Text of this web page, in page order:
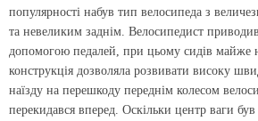
популярності набув тип велосипеда з
та невеликим заднім. Велосипедист
допомогою педалей, при цьому сидів майже
конструкція дозволяла розвивати високу
наїзду на перешкоду переднім колесом
перекидався вперед. Оскільки центр ваги